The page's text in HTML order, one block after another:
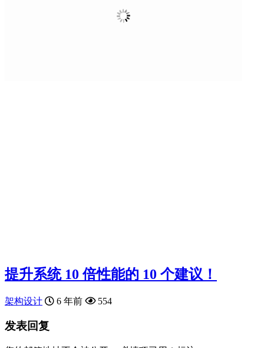
提升系统 10 倍性能的 10 个建议！
架构设计 6 年前 554
发表回复